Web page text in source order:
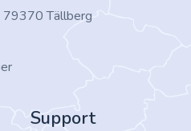
79370 Tällberg
Support